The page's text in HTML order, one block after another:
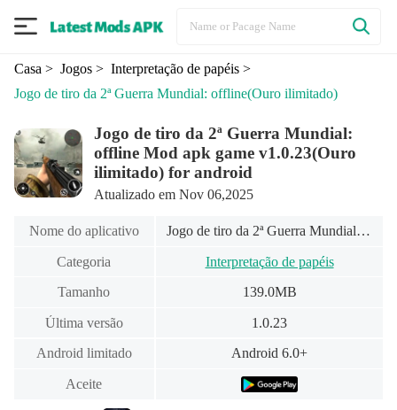
Casa > Jogos> Interpretação de papéis>
Jogo de tiro da 2ª Guerra Mundial: offline(Ouro ilimitado)
Jogo de tiro da 2ª Guerra Mundial:
offline Mod apk game v1.0.23(Ouro
ilimitado) for android
Atualizado em Nov 06,2025
Nome do aplicativo Jogo de tiro da 2ª Guerra Mundial: offline
Categoria Interpretação de papéis
Tamanho 139.0MB
Última versão 1.0.23
Android limitado Android 6.0+
Aceite